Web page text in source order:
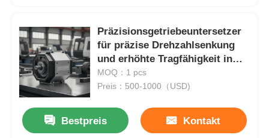
Startseite
Präzisionsgetriebeuntersetzer
für präzise Drehzahlsenkung
und erhöhte Tragfähigkeit in
Industrieanlagen
MOQ：1 pcs
Preis：500-1000（USD)
Bestpreis Kontakt